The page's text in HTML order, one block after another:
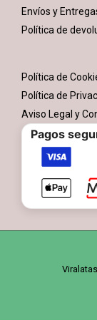
Envíos y
Política de
Política de
Política de
Aviso Legal y
Pagos